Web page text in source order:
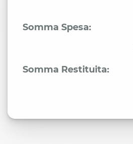
Somma Spesa:
Somma Restituita: